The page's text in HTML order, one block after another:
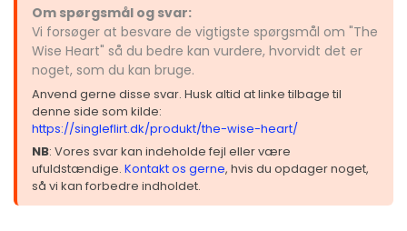
Om spørgsmål og svar:
Vi forsøger at besvare de vigtigste spørgsmål om "The
Wise Heart" så du bedre kan vurdere, hvorvidt det er
noget, som du kan bruge.
Anvend gerne disse svar. Husk altid at linke tilbage til
denne side som kilde:
https://singleflirt.dk/produkt/the-wise-heart/
NB: Vores svar kan indeholde fejl eller være
ufuldstændige. Kontakt os gerne, hvis du opdager noget,
så vi kan forbedre indholdet.